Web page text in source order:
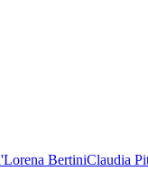
Lorena BertiniClaudia